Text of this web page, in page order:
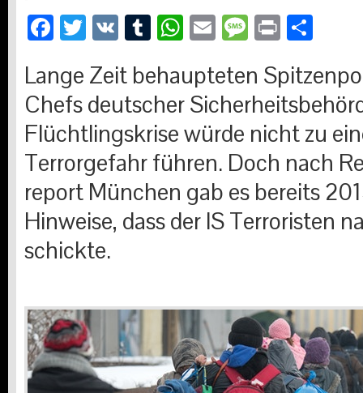
Facebook
Twitter
VK Tumblr
WhatsApp
EmailMessage
Print
Lange Zeit behaupteten
Chefs deutscher
Flüchtlingskrise würde nicht zu
Terrorgefahr führen. Doch nach
report München gab es bereits
Hinweise, dass der IS Terroristen
schickte.